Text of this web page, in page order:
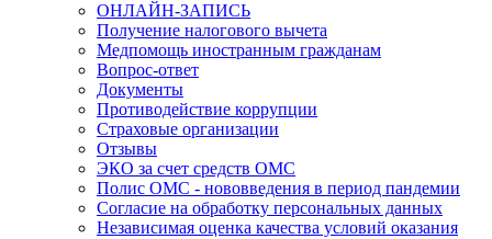
ОНЛАЙН-ЗАПИСЬ
Получение налогового вычета
Медпомощь иностранным гражданам
Вопрос-ответ
Документы
Противодействие коррупции
Страховые организации
Отзывы
ЭКО за счет средств ОМС
Полис ОМС - нововведения в период пандемии
Согласие на обработку персональных данных
Независимая оценка качества условий оказания